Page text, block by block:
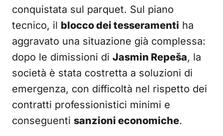
conquistata sul parquet. Sul piano
tecnico, il blocco dei tesseramenti ha
aggravato una situazione già complessa:
dopo le dimissioni di Jasmin Repeša, la
società è stata costretta a soluzioni di
emergenza, con difficoltà nel rispetto dei
contratti professionistici minimi e
conseguenti sanzioni economiche.